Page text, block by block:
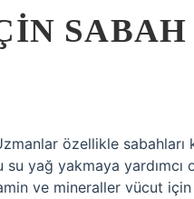
SABAH
özellikle
yağ yakmaya yardımcı
ve mineraller vücut için